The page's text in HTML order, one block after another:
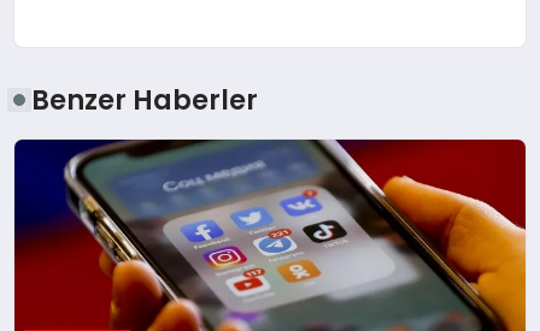
Benzer Haberler